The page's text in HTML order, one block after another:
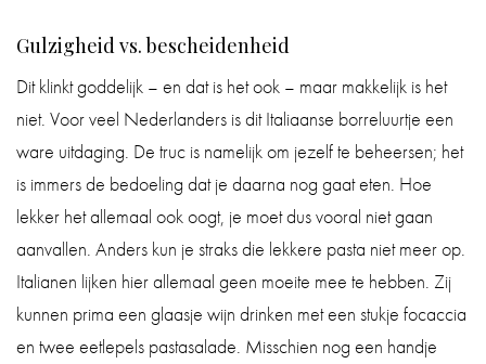
Gulzigheid vs. bescheidenheid
Dit klinkt goddelijk – en dat is het ook – maar makkelijk is het
niet. Voor veel Nederlanders is dit Italiaanse borreluurtje een
ware uitdaging. De truc is namelijk om jezelf te beheersen; het
is immers de bedoeling dat je daarna nog gaat eten. Hoe
lekker het allemaal ook oogt, je moet dus vooral niet gaan
aanvallen. Anders kun je straks die lekkere pasta niet meer op.
Italianen lijken hier allemaal geen moeite mee te hebben. Zij
kunnen prima een glaasje wijn drinken met een stukje focaccia
en twee eetlepels pastasalade. Misschien nog een handje